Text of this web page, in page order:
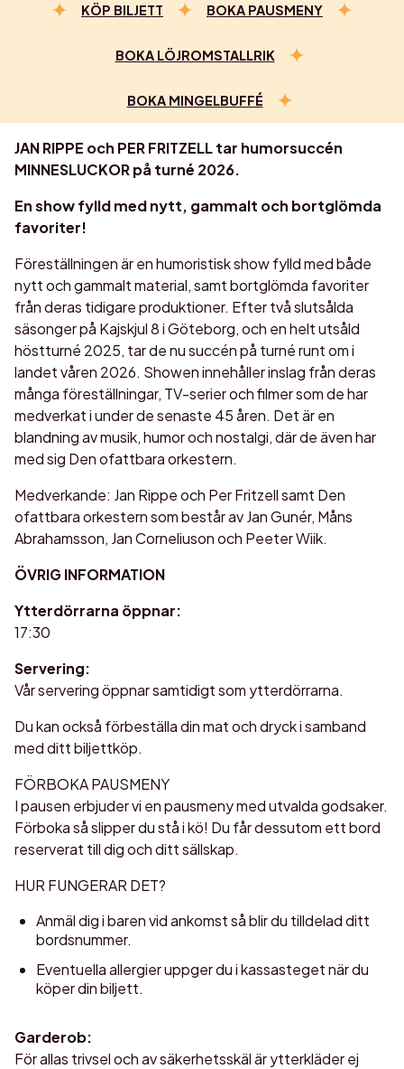
KÖP BILJETT BOKA PAUSMENY
BOKA LÖJROMSTALLRIK
BOKA MINGELBUFFÉ
JAN RIPPE och PER FRITZELL tar humorsuccén
MINNESLUCKOR på turné 2026.
En show fylld med nytt, gammalt och bortglömda
favoriter!
Föreställningen är en humoristisk show fylld med både
nytt och gammalt material, samt bortglömda favoriter
från deras tidigare produktioner. Efter två slutsålda
säsonger på Kajskjul 8 i Göteborg, och en helt utsåld
höstturné 2025, tar de nu succén på turné runt om i
landet våren 2026. Showen innehåller inslag från deras
många föreställningar, TV-serier och filmer som de har
medverkat i under de senaste 45 åren. Det är en
blandning av musik, humor och nostalgi, där de även har
med sig Den ofattbara orkestern.
Medverkande: Jan Rippe och Per Fritzell samt Den
ofattbara orkestern som består av Jan Gunér, Måns
Abrahamsson, Jan Corneliuson och Peeter Wiik.
ÖVRIG INFORMATION
Ytterdörrarna öppnar:
17:30
Servering:
Vår servering öppnar samtidigt som ytterdörrarna.
Du kan också förbeställa din mat och dryck i samband
med ditt biljettköp.
FÖRBOKA PAUSMENY
I pausen erbjuder vi en pausmeny med utvalda godsaker.
Förboka så slipper du stå i kö! Du får dessutom ett bord
reserverat till dig och ditt sällskap.
HUR FUNGERAR DET?
Anmäl dig i baren vid ankomst så blir du tilldelad ditt
bordsnummer.
Eventuella allergier uppger du i kassasteget när du
köper din biljett.
Garderob:
För allas trivsel och av säkerhetsskäl är ytterkläder ej